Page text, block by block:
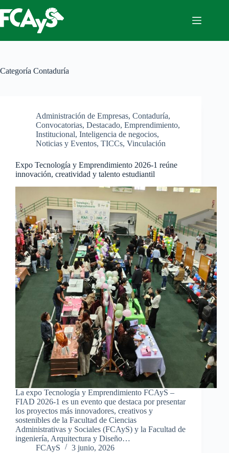
al
contenido
Categoría Contaduría
Administración de Empresas, Contaduría,
Convocatorias, Destacado, Emprendimiento,
Institucional, Inteligencia de negocios,
Noticias y Eventos, TICCs, Vinculación
Expo Tecnología y Emprendimiento 2026-1 reúne
innovación, creatividad y talento estudiantil
La expo Tecnología y Emprendimiento FCAyS –
FIAD 2026-1 es un evento que destaca por presentar
los proyectos más innovadores, creativos y
sostenibles de la Facultad de Ciencias
Administrativas y Sociales (FCAyS) y la Facultad de
ingeniería, Arquitectura y Diseño…
FCAyS
3 junio, 2026